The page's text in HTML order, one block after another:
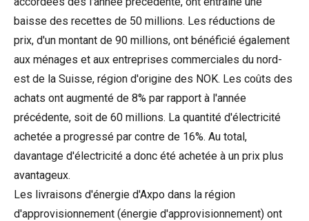
baisse des recettes de 50 millions. Les réductions de
prix, d'un montant de 90 millions, ont bénéficié également
aux ménages et aux entreprises commerciales du nord-
est de la Suisse, région d'origine des NOK. Les coûts des
achats ont augmenté de 8% par rapport à l'année
précédente, soit de 60 millions. La quantité d'électricité
achetée a progressé par contre de 16%. Au total,
davantage d'électricité a donc été achetée à un prix plus
avantageux.
Les livraisons d'énergie d'Axpo dans la région
d'approvisionnement (énergie d'approvisionnement) ont